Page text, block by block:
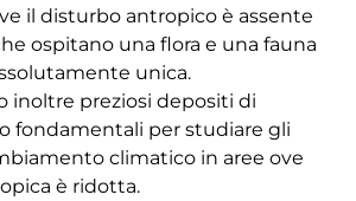
il disturbo antropico è assente
ospitano una flora e una fauna
unica.
inoltre preziosi depositi di
fondamentali per studiare gli
climatico in aree ove
è ridotta.